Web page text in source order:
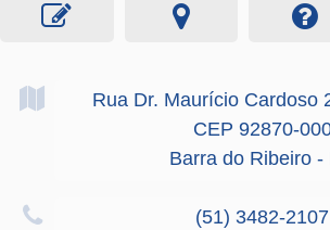
Rua Dr. Maurício Cardoso
CEP 92870-
Barra do Ribeiro -
(51) 3482-2107